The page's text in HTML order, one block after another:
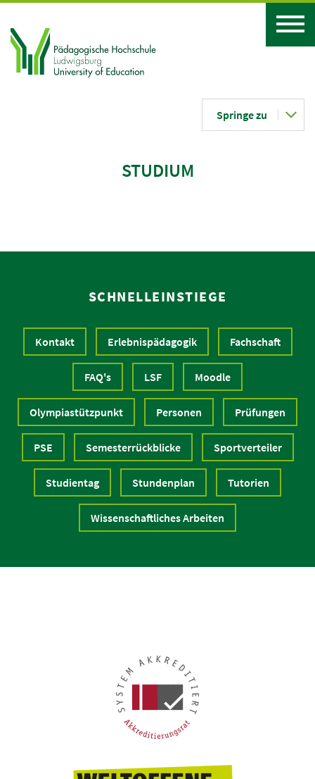
Springe zu
STUDIUM
SCHNELLEINSTIEGE
Kontakt Erlebnispädagogik Fachschaft
FAQ's LSF Moodle
Olympiastützpunkt Personen Prüfungen
PSE Semesterrückblicke Sportverteiler
Studientag Stundenplan Tutorien
Wissenschaftliches Arbeiten